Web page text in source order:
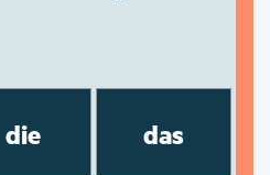
die das